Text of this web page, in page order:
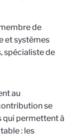
de
et systèmes
, spécialiste de
au
se
qui permettent à
: les